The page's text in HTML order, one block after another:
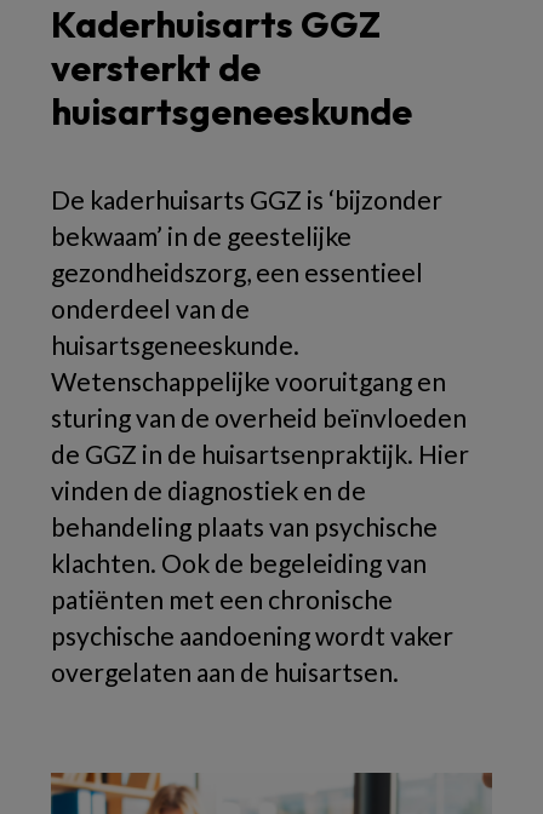
Kaderhuisarts GGZ
versterkt de
huisartsgeneeskunde
De kaderhuisarts GGZ is ‘bijzonder
bekwaam’ in de geestelijke
gezondheidszorg, een essentieel
onderdeel van de
huisartsgeneeskunde.
Wetenschappelijke vooruitgang en
sturing van de overheid beïnvloeden
de GGZ in de huisartsenpraktijk. Hier
vinden de diagnostiek en de
behandeling plaats van psychische
klachten. Ook de begeleiding van
patiënten met een chronische
psychische aandoening wordt vaker
overgelaten aan de huisartsen.